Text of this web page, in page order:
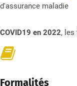
d'assurance maladie
COVID19 en 2022, les
Formalités